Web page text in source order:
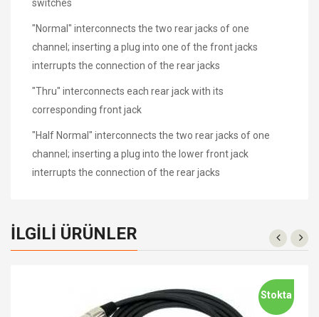
switches
"Normal" interconnects the two rear jacks of one
channel; inserting a plug into one of the front jacks
interrupts the connection of the rear jacks
"Thru" interconnects each rear jack with its
corresponding front jack
"Half Normal" interconnects the two rear jacks of one
channel; inserting a plug into the lower front jack
interrupts the connection of the rear jacks
İLGILI ÜRÜNLER
Stokta